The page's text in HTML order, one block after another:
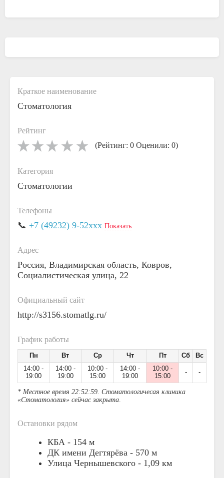
Краткое наименование
Стоматология
Рейтинг
(Рейтинг: 0 Оценили: 0)
Категория
Стоматологии
Телефоны
📞 +7 (49232) 9-52xxx Показать
Адрес
Россия, Владимирская область, Ковров,
Социалистическая улица, 22
Официальный сайт
http://s3156.stomatlg.ru/
График работы
Пн Вт Ср Чт Пт Сб
Вс
14:00 -
19:00
14:00 -
19:00
10:00 -
15:00
14:00 -
19:00
10:00 -
15:00
- -
* Местное время 22:52:59. Стоматологичесая клиника
«Стоматология» сейчас закрыта.
Остановки рядом
КБА - 154 м
ДК имени Дегтярёва - 570 м
Улица Чернышевского - 1,09 км